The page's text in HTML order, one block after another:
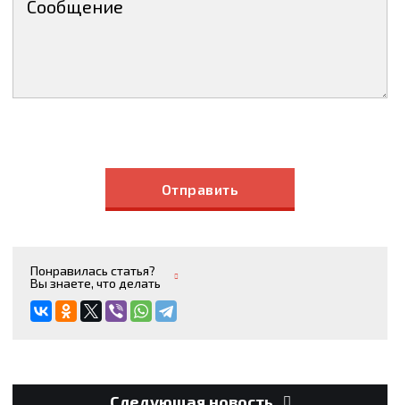
Отправить
Понравилась статья?
Вы знаете, что делать